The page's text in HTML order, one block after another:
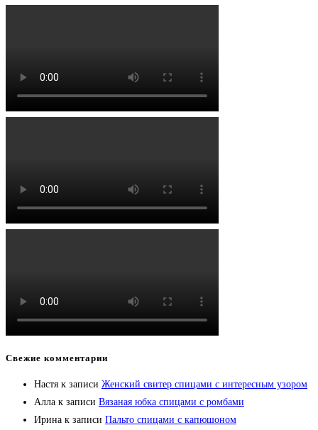
Свежие комментарии
Настя к записи Женский свитер спицами с интересным узором
Алла к записи Вязаная юбка спицами с ромбами
Ирина к записи Пальто спицами с капюшоном